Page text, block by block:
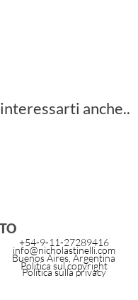
anche..
+54-9-11-27289416
info@nicholastinelli.com
Buenos Aires, Argentina
Politica sul copyright
Politica sulla privacy